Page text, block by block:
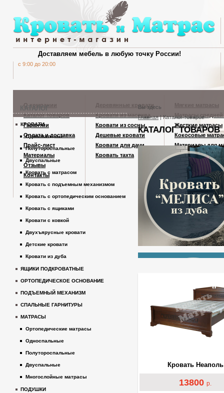
c 9:00 до 20:00
Доставляем мебель в любую точку России!
Матрасы Корпусная мебель
Шкафы Кардинал
Шкафы из дерева
Комоды
Столы
Кухонные столы
Журнальные столы
Письменные столы
Стулья
Стулья из
Табуреты
Вы здесь
Главная| Каталог товаров
КАТАЛОГ ТОВАРОВ
13800р.
Кровать Неаполь
КАТАЛОГ
КРОВАТИ
Односпальные
Полутороспальные
Двуспальные
Кровать с матрасом
Кровать с подъемным механизмом
Кровать с ортопедическим основанием
Кровать с ящиками
Кровати с ковкой
Двухъярусные кровати
Детские кровати
Кровати из дуба
ЯЩИКИ ПОДКРОВАТНЫЕ
ОРТОПЕДИЧЕСКОЕ ОСНОВАНИЕ
ПОДЪЕМНЫЙ МЕХАНИЗМ
СПАЛЬНЫЕ ГАРНИТУРЫ
МАТРАСЫ
Ортопедические матрасы
Односпальные
Полутороспальные
Двуспальные
Многослойные матрасы
ПОДУШКИ
О компании
Каталог товаров
Гарантии
Оплата и доставка
Прайс-лист
Материалы
Отзывы
Контакты
Деревянные кровати
Кровати из массива
Кровати из сосны
Дешевые кровати
Кровати для дачи
Кровать тахта
Мягкие матрасы
Матрасы средней
Жесткие матрасы
Кокосовые
Материалы для
Правила выбора
Производство